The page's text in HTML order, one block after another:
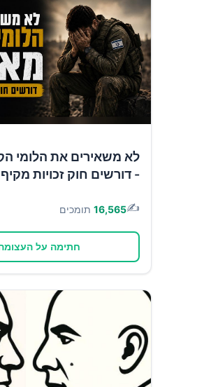
לא משאירים את הלומי
- דורשים חוק זכויות מקיף
✍️
16,565 תומכים
חתימה על